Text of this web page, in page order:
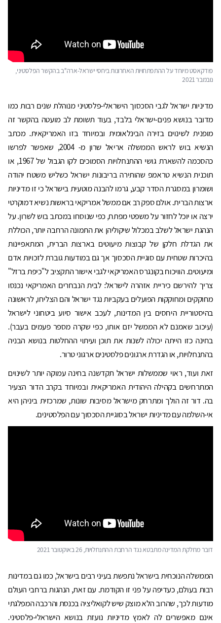
פודקאסט מיוחד על ההתפתחויות האחרונות ביחסי ישראל-ארה''ב בהקשר הפלסטיני,
נובמבר 2021
מדיניות ישראל לגבי הסכסוך הישראלי-פלסטיני מנוהלת שנים רבות כמו
מדובר בנושא פנים-ישראלי בלבד, בעוד תשומת לב מועטה בהקשר זה
מופנית לשינוים בזירה הבינלאומית ובמיוחד בזו האמריקאית. מכתב
הנשיא בוש לראש הממשלה אריאל שרון מ- 2004, שאפשר לפרשו
כהסכמה להשארת גושי ההתנחלויות הסמוכים לקו הגבול של 1967, או
תוכנית הנשיא טראמפ שהותירה בריבונות ישראל כשליש משטח יהודה
ושומרון במסגרת הסדר קבע, גרמו להבנה מוטעית בישראל כי זו מדיניות
ארצות הברית. אולם ספק רב אם ממשל אמריקאי בראשות נשיא דמוקרטי
ירצה או יוכל לחזור על משפטי מפתח, כפי שנוסחו במכתב בוש לשרון. על
הנהגת ישראל לשלב במכלול שיקוליהן את התמונה הרחבה יותר, הכוללת
את הגדלת חלקן של קבוצות מיעוטים בארצות הברית, המתאפיינות
בהיכרות שטחית עם סוגיית הסכסוך אך גם במודעות גוברת לזכויות אדם
ומיעוטים. הוויכוח בקונגרס האמריקאי לגבי אישור התקציב ל"כיפת ברזל"
צריך להירשם כיריית אזהרה לישראל: לבית הנבחרים האמריקאי נכנסו
מחוקקים ומחוקקות הפועלים בעקביות נגד ישראל והם הצליחו, לראשונה
בהיסטוריית היחסים בין המדינות, לעכב אישור סיוע ביטחוני לישראל
(עיכוב שאמנם לא הממשל יזם אותו, כפי שקרה מספר פעמים בעבר).
בחינה כזו הייתה יכולה לשנות את תוכן ועיתוי ההחלטות בנושא הבניה
בהתנחלויות, או הגדרת ארגונים פלסטינים ארגוני טרור.
זאת ועוד, ראוי שממשלות ישראל תקדשנה בחינה עמוקה יותר לשינוים
המתרחשים בקהילה היהודית האמריקאית ובמיוחד בקרב הדור הצעיר
בה. דור זה הולך ומתרחק מישראל מסיבות שונות, שמרכזית ביניהן היא
אי-השלמה עם מדיניות ישראל בסוגיית הסכסוך עם הפלסטינים.
דובר מחלקת המדינה מתבטא נגד הרחבת ההתנחלויות, 26 באוקטובר 2021
הממשלה הנוכחית בישראל נתפשת בעיני רבים בישראל, כמו גם במדינות
רבות בעולם, כעדיפה על פני זו הקודמת. עם זאת, הנהגות ברחבי העולם
מודעות לכך, שהרוב הלא מוצק שיש לקואליציה בכנסת והרכבה המפלגתי
אינם מאפשרים לה לאמץ מדיניות נועזת בנושא הישראלי-פלסטיני.